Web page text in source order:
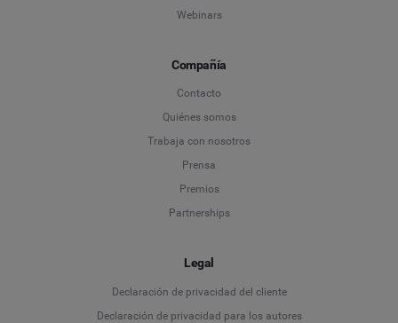
Webinars
Compañía
Contacto
Quiénes somos
Trabaja con nosotros
Prensa
Premios
Partnerships
Legal
Declaración de privacidad del cliente
Declaración de privacidad para los autores